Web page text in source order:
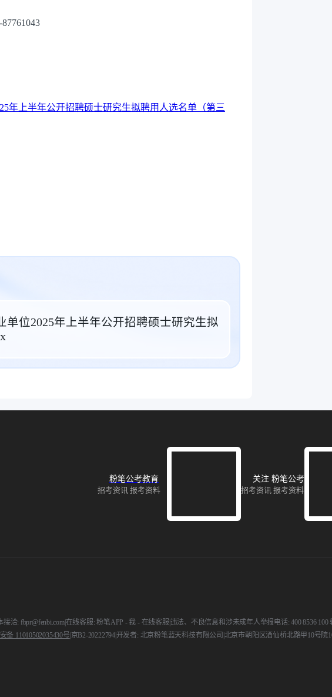
年上半年公开招聘硕士研究生拟聘用人选名单（第三
单位2025年上半年公开招聘硕士研究生拟
粉笔公考教育
招考资讯 报考资料
关注 粉笔公考
招考资讯 报考资料
接洽: fbpr@fenbi.com|在线客服: 粉笔APP - 我 - 在线客服 违法、不良信息和涉未成年人举报电话: 400 8536 100
备 11010502035430号 京B2-20222794|开发者: 北京粉笔蓝天科技有限公司 北京市朝阳区酒仙桥北路甲10号院